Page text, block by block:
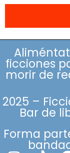
ficciones
morir de
2025 –
Bar de
Forma